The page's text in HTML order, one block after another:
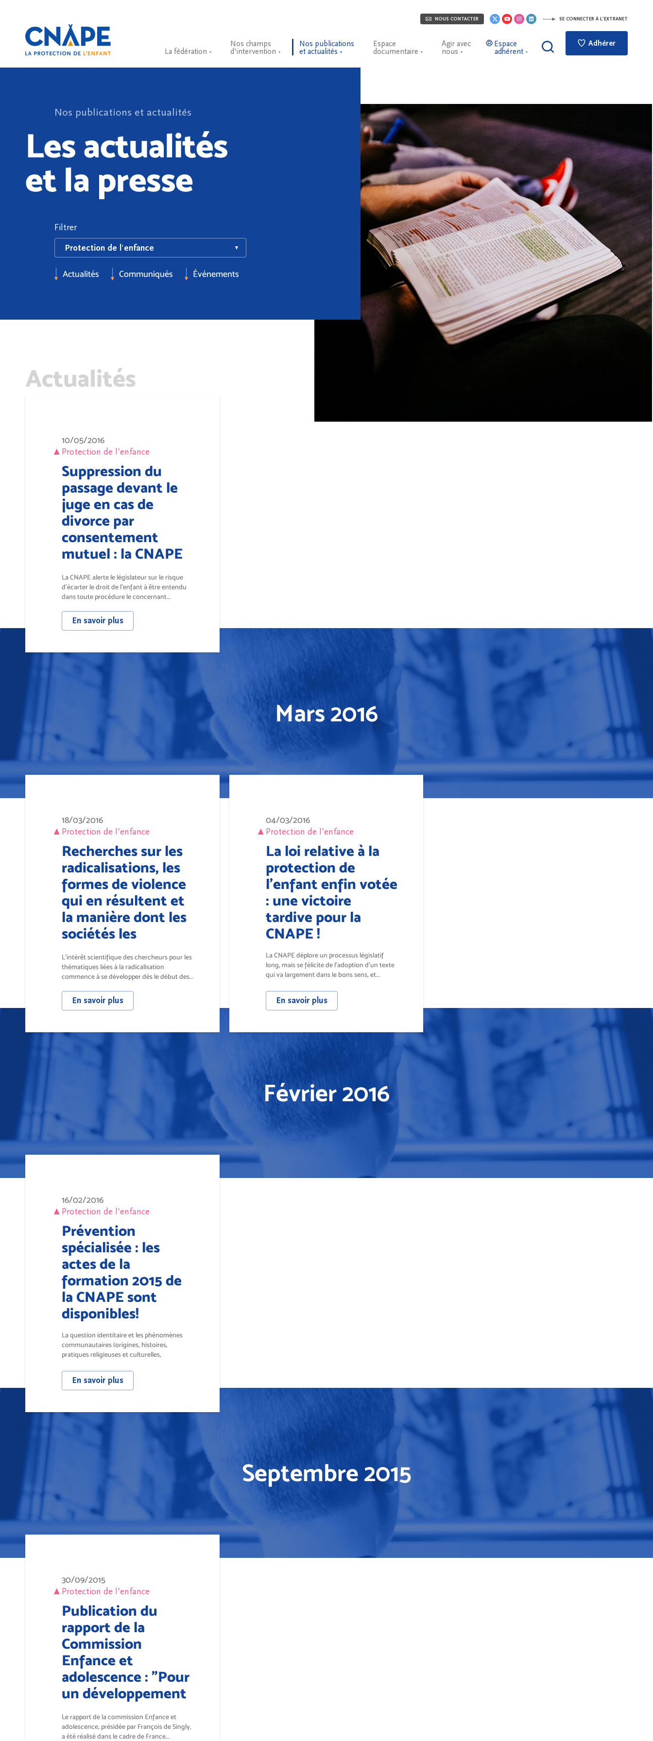
NOUS CONTACTER SE CONNECTER À L'EXTRANET
La fédération
Nos champs
d'intervention
Nos publications
et actualités
Espace
documentaire
Agir avec
nous
Espace
adhérent
Adhérer
Nos publications et actualités
Les actualités
et la presse
Filtrer
Actualités Communiqués Événements
Actualités
10/05/2016
Protection de l'enfance
Suppression du
passage devant le
juge en cas de
divorce par
consentement
mutuel : la CNAPE
déplore une mesure
en défaveur de
l'intérêt de l'enfant
La CNAPE alerte le législateur sur le risque
d’écarter le droit de l’enfant à être entendu
dans toute procédure le concernant...
En savoir plus
Mars 2016
18/03/2016
Protection de l'enfance
Recherches sur les
radicalisations, les
formes de violence
qui en résultent et
la manière dont les
sociétés les
préviennent et s’en
protègent
L’intérêt scientifique des chercheurs pour les
thématiques liées à la radicalisation
commence à se développer dès le début des...
En savoir plus
04/03/2016
Protection de l'enfance
La loi relative à la
protection de
l’enfant enfin votée
: une victoire
tardive pour la
CNAPE !
La CNAPE déplore un processus législatif
long, mais se félicite de l’adoption d’un texte
qui va largement dans le bons sens, et...
En savoir plus
Février 2016
16/02/2016
Protection de l'enfance
Prévention
spécialisée : les
actes de la
formation 2015 de
la CNAPE sont
disponibles!
La question identitaire et les phénomènes
communautaires (origines, histoires,
pratiques religieuses et culturelles,
En savoir plus
Septembre 2015
30/09/2015
Protection de l'enfance
Publication du
rapport de la
Commission
Enfance et
adolescence : "Pour
un développement
complet de l'enfant
et de l'adolescent"
Le rapport de la commission Enfance et
adolescence, présidée par François de Singly,
a été réalisé dans le cadre de France...